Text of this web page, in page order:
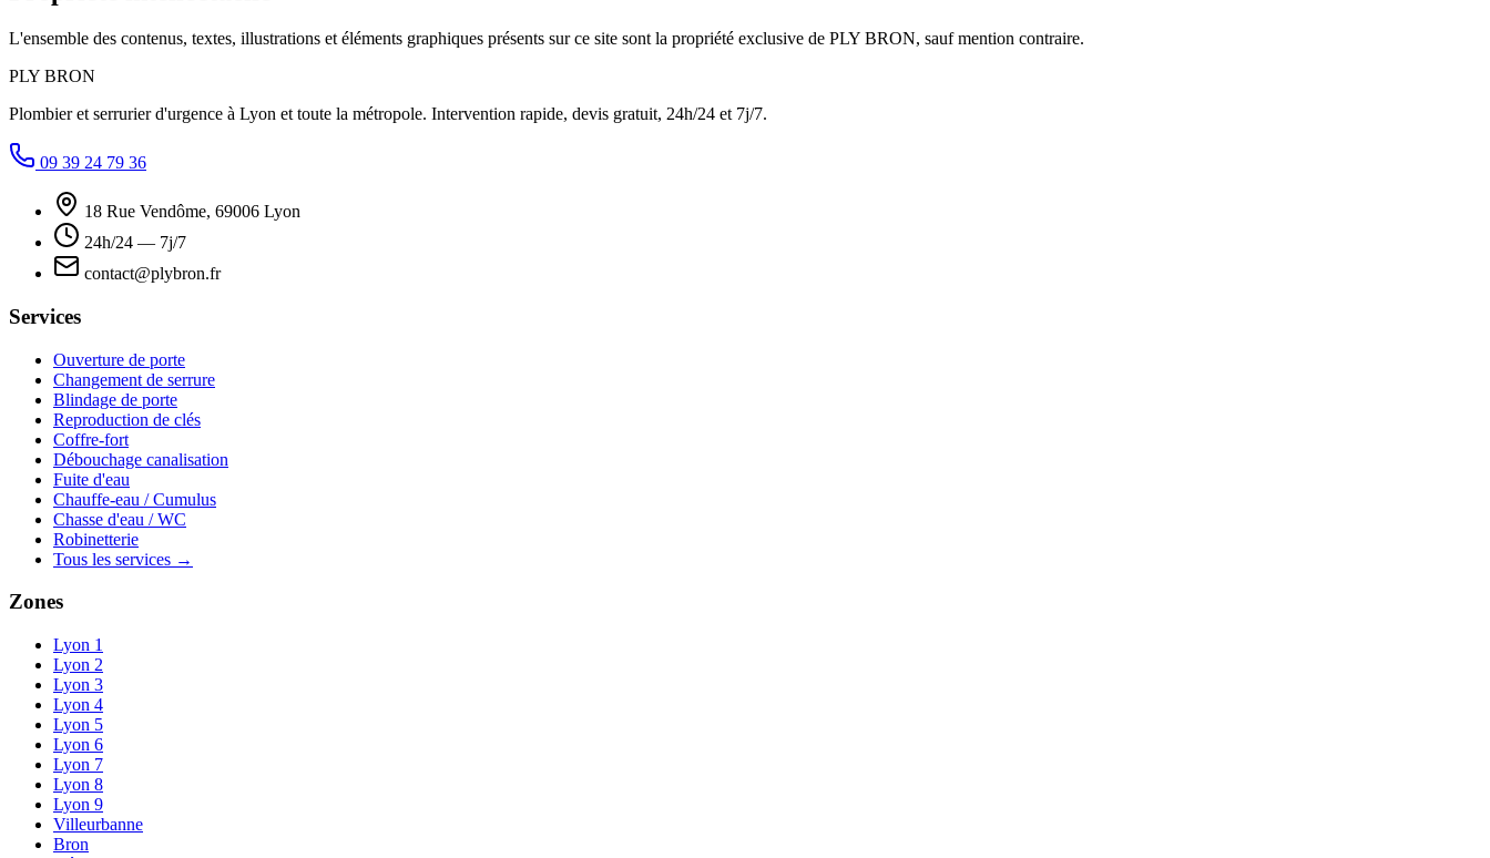
L'ensemble des contenus, textes, illustrations et éléments graphiques présents sur ce site sont la propriété exclusive de PLY BRON, sauf mention contraire.
PLY BRON
Plombier et serrurier d'urgence à Lyon et toute la métropole. Intervention rapide, devis gratuit, 24h/24 et 7j/7.
09 39 24 79 36
18 Rue Vendôme, 69006 Lyon
24h/24 — 7j/7
contact@plybron.fr
Services
Ouverture de porte
Changement de serrure
Blindage de porte
Reproduction de clés
Coffre-fort
Débouchage canalisation
Fuite d'eau
Chauffe-eau / Cumulus
Chasse d'eau / WC
Robinetterie
Tous les services →
Zones
Lyon 1
Lyon 2
Lyon 3
Lyon 4
Lyon 5
Lyon 6
Lyon 7
Lyon 8
Lyon 9
Villeurbanne
Bron